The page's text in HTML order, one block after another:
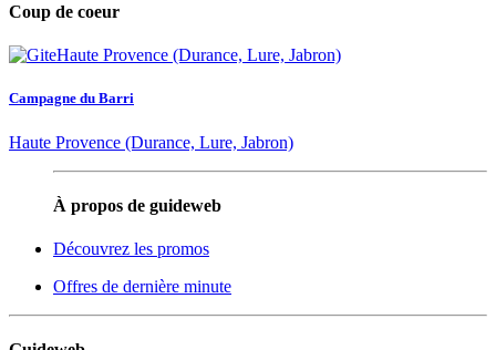
Coup de coeur
Campagne du Barri
Haute Provence (Durance, Lure, Jabron)
À propos de guideweb
Découvrez les promos
Offres de dernière minute